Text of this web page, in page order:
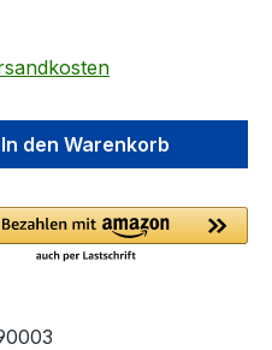
den
In den Warenkorb